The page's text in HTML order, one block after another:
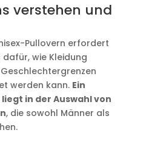
verstehen und
Pullovern erfordert
wie Kleidung
werden kann. Ein
in der Auswahl von
, die sowohl Männer als